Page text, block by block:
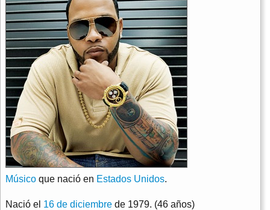
Músico que nació en Estados Unidos.
Nació el 16 de diciembre de 1979. (46 años)